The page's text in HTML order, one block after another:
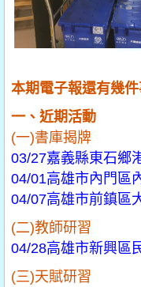
本期電子報還有幾件
一、近期活動
(一)書庫揭牌
03/27嘉義縣東石鄉
04/01高雄市內門區
04/07高雄市前鎮區
(二)教師研習
04/28高雄市新興區
(三)天賦研習